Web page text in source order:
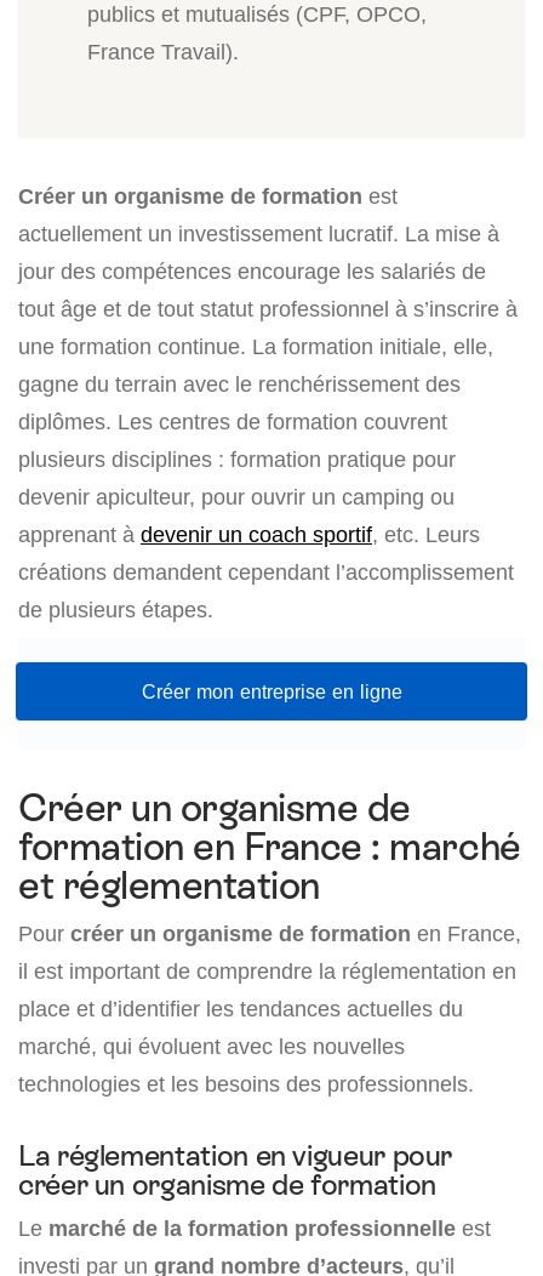
publics et mutualisés (CPF, OPCO,
France Travail).
Créer un organisme de formation est
actuellement un investissement lucratif. La mise à
jour des compétences encourage les salariés de
tout âge et de tout statut professionnel à s’inscrire à
une formation continue. La formation initiale, elle,
gagne du terrain avec le renchérissement des
diplômes. Les centres de formation couvrent
plusieurs disciplines : formation pratique pour
devenir apiculteur, pour ouvrir un camping ou
apprenant à devenir un coach sportif, etc. Leurs
créations demandent cependant l’accomplissement
de plusieurs étapes.
Créer mon entreprise en ligne
Créer un organisme de
formation en France : marché
et réglementation
Pour créer un organisme de formation en France,
il est important de comprendre la réglementation en
place et d’identifier les tendances actuelles du
marché, qui évoluent avec les nouvelles
technologies et les besoins des professionnels.
La réglementation en vigueur pour
créer un organisme de formation
Le marché de la formation professionnelle est
investi par un grand nombre d’acteurs, qu’il